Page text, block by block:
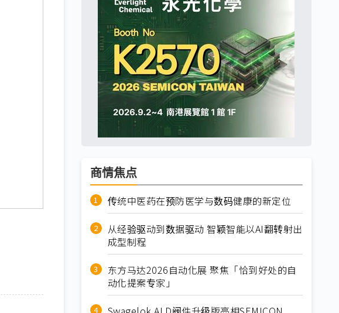
商情焦点
传统中医药在预防医学与数码健康的新定位
从经验驱动到数据驱动 智颖智能以AI翻转射出
成型制程
东方马达2026自动化展 聚焦「恰到好处的自
动化提案专家」